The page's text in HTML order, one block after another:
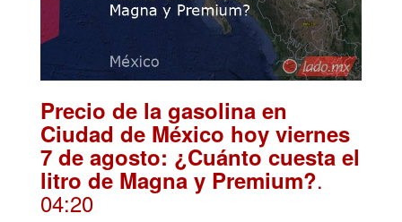
Precio de la gasolina en
Ciudad de México hoy viernes
7 de agosto: ¿Cuánto cuesta el
litro de Magna y Premium?.
04:20